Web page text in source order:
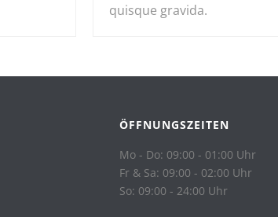
quisque gravida.
ÖFFNUNGSZEITEN
Mo - Do: 09:00 - 01:00 Uhr
Fr & Sa: 09:00 - 02:00 Uhr
So: 09:00 - 24:00 Uhr